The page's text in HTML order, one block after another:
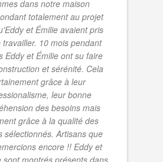
dans notre maison
totalement au projet
et Émilie avaient pris
travailler. 10 mois pendant
Eddy et Émilie ont su faire
et sérénité. Cela
grâce à leur
leur bonne
des besoins mais
grâce à la qualité des
sélectionnés. Artisans que
encore !! Eddy et